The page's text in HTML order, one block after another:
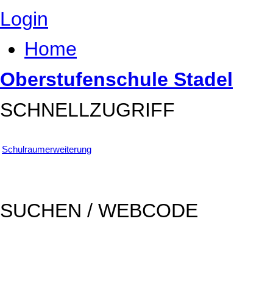
Login
Home
Oberstufenschule Stadel
SCHNELLZUGRIFF
Schulraumerweiterung
SUCHEN / WEBCODE